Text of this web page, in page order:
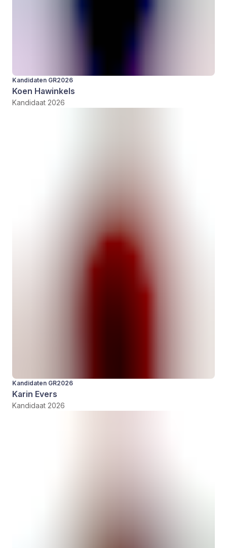
Kandidaten GR2026
Koen Hawinkels
Kandidaat 2026
Kandidaten GR2026
Karin Evers
Kandidaat 2026